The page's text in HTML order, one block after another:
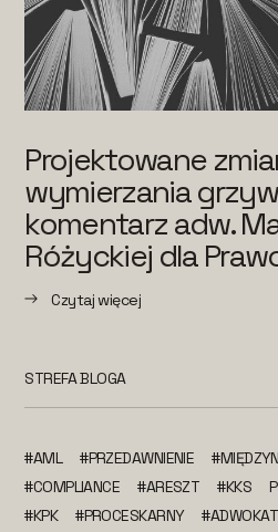
Projektowane
wymierzania
komentarz adw.
Różyckiej dla
Czytaj więcej
STREFA BLOGA
#AML #PRZEDAWNIENIE
#COMPLIANCE
#ARESZT #KKS
#KPK
#PROCESKARNY